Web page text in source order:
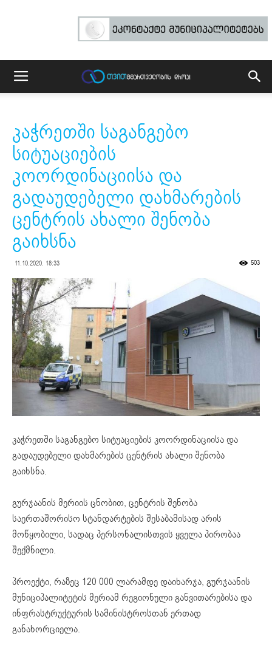
კაჭრეთში საგანგებო
სიტუაციების
კოორდინაციისა და
გადაუდებელი დახმარების
ცენტრის ახალი შენობა
გაიხსნა
11.10.2020. 18:33 503
კაჭრეთში საგანგებო სიტუაციების კოორდინაციისა და
გადაუდებელი დახმარების ცენტრის ახალი შენობა
გაიხსნა.
გურჯაანის მერიის ცნობით, ცენტრის შენობა
საერთაშორისო სტანდარტების შესაბამისად არის
მოწყობილი, სადაც პერსონალისთვის ყველა პირობაა
შექმნილი.
პროექტი, რაზეც 120 000 ლარამდე დაიხარჯა, გურჯაანის
მუნიციპალიტეტის მერიამ რეგიონული განვითარებისა და
ინფრასტრუქტურის სამინისტროსთან ერთად
განახორციელა.